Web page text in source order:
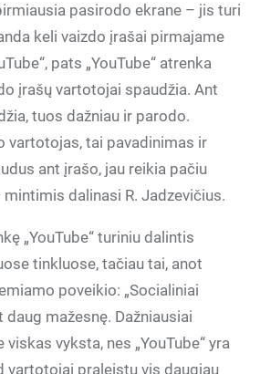
pasirodo ekrane – jis turi
keli vaizdo įrašai pirmajame
pats „YouTube“ atrenka
įrašų vartotojai spaudžia. Ant
tuos dažniau ir parodo.
vartotojas, tai pavadinimas ir
ant įrašo, jau reikia pačiu
dalinasi R. Jadzevičius.
„YouTube“ turiniu dalintis
tinkluose, tačiau tai, anot
poveikio: „Socialiniai
mažesnę. Dažniausiai
vyksta, nes „YouTube“ yra
vartotojai praleistų vis daugiau